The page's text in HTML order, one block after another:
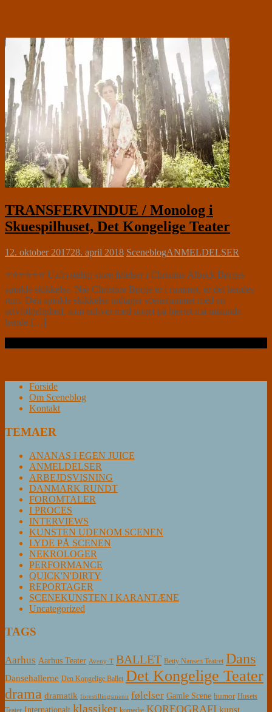
TRANSFERVINDUE / Monolog i
Skuespilhuset, Det Kongelige Teater
12. oktober 201728. april 2018 SceneblogANMELDELSER
⭐⭐⭐⭐⭐⭐ Uafrysteligt store følelser i Christine Albeck Børges
spinkle skikkelse. Når Christine Børge er i rummet, er det hendes
rum. Den spinkle skikkelse indtager scenerummet med en
selvfølgelighed, som enhver med noget på hjertet må misunde
hende.[…]
Forside
Om Sceneblog
Kontakt
TEMAER
ANANAS I EGEN JUICE
ANMELDELSER
ARBEJDSVISNING
DANMARK RUNDT
FOROMTALER
I PROCES
INTERVIEWS
KUNSTEN UDENOM SCENEN
LYDE PÅ SCENEN
NEKROLOGER
PERFORMANCE
QUICK'N'DIRTY
REPORTAGER
SCENEKUNSTEN I KARANTÆNE
Uncategorized
TAGS
Aarhus Aarhus Teater Aveny-T BALLET Betty Nansen Teatret Dans
Dansehallerne Den Kongelige Ballet Det Kongelige Teater
drama dramatik forestillingsmenu følelser Gamle Scene humor Husets
Internationalt klassiker KOREOGRAFI kunst